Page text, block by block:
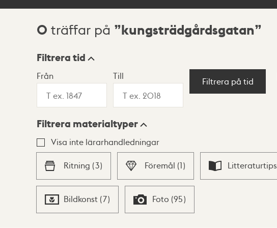
Sökresultat
0 träffar på kungsträdgårdsgatan
Visningsläge
Lista Karta
Filtrera tid
Från Till
Filtrera på tid
Filtrera materialtyper
Visa inte lärarhandledningar
Ritning (3) Föremål (1) Litteraturtips
Bildkonst (7) Foto (95)